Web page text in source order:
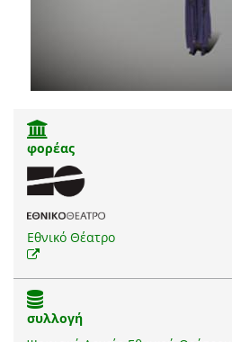
φορέας
Εθνικό Θέατρο
συλλογή